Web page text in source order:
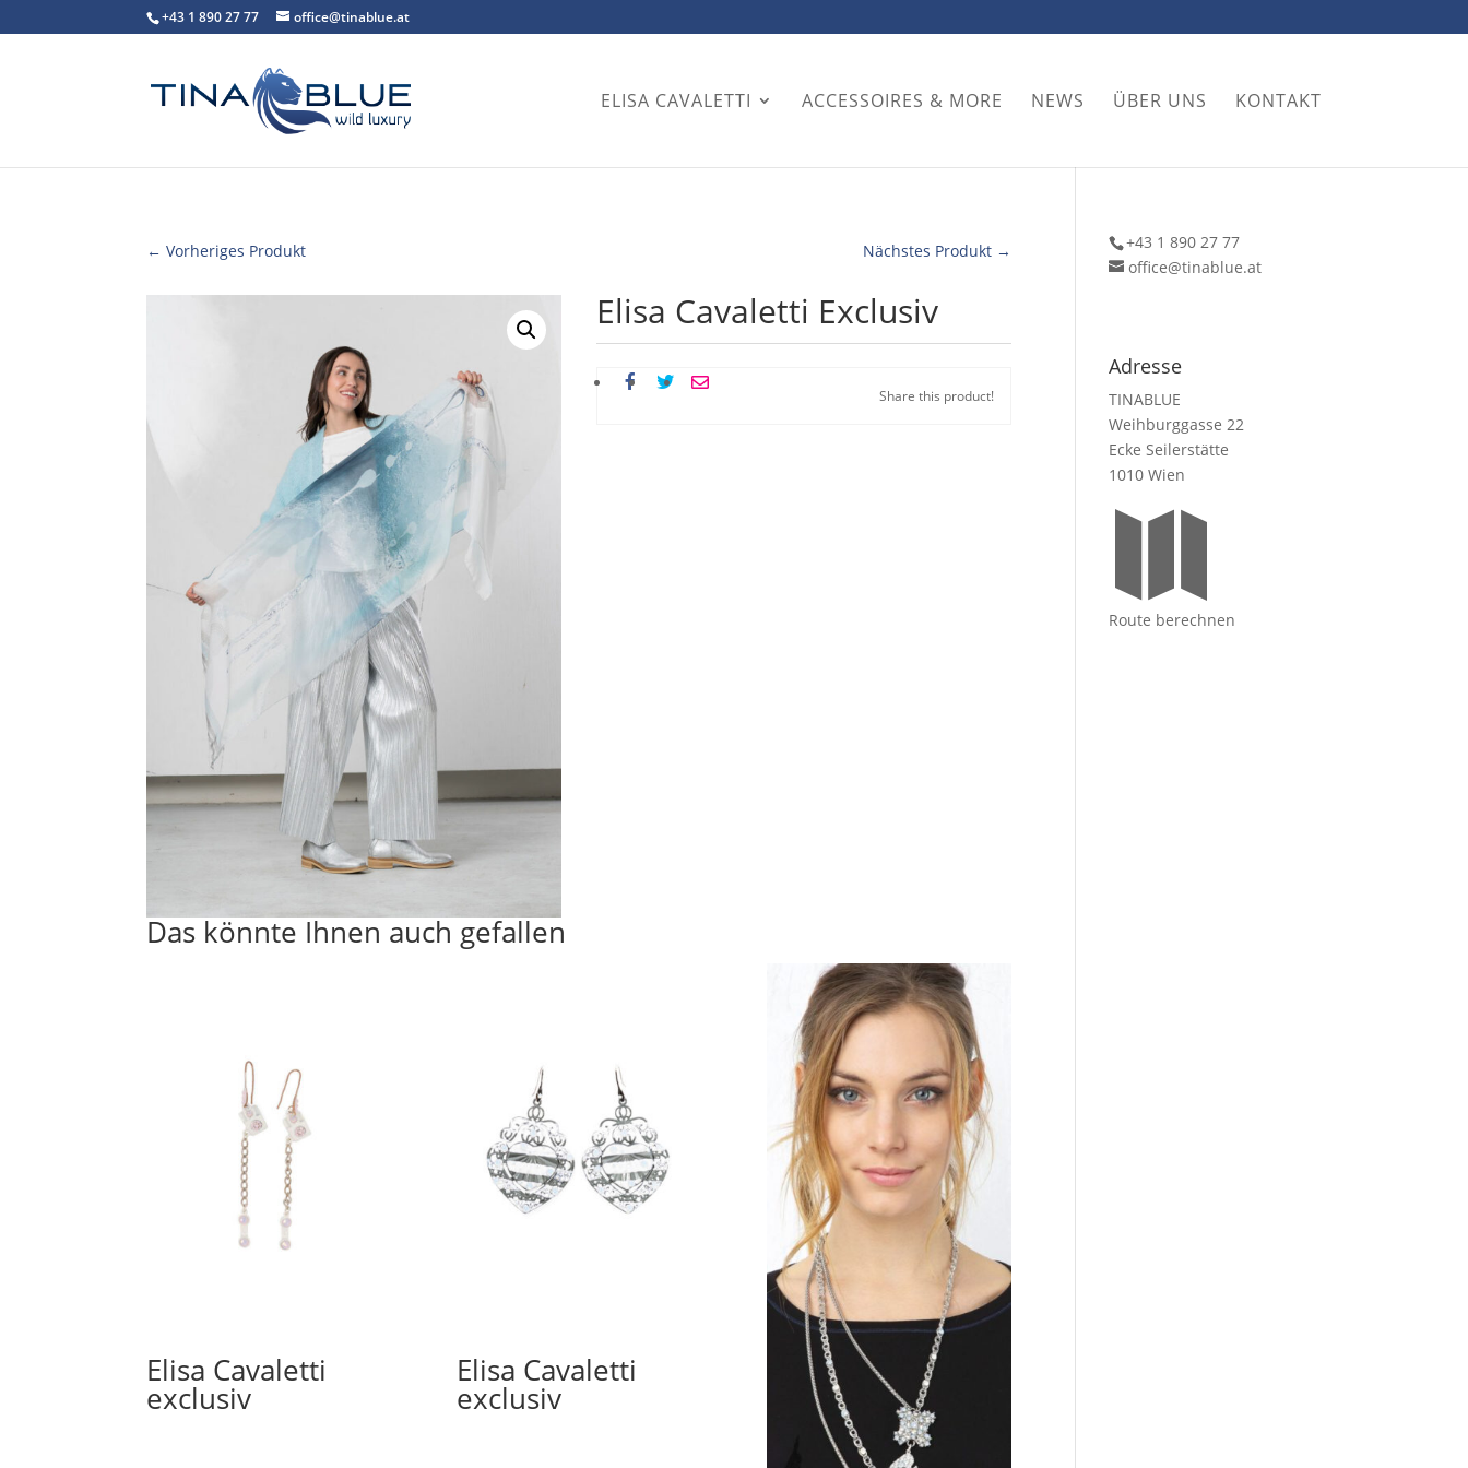
+43 1 890 27 77 office@tinablue.at
ELISA CAVALETTI ACCESSOIRES & MORE NEWS ÜBER UNS KONTAKT
← Vorheriges Produkt Nächstes Produkt →
Elisa Cavaletti Exclusiv
Share this product!
Das könnte Ihnen auch gefallen
Elisa Cavaletti
exclusiv
Elisa Cavaletti
exclusiv
+43 1 890 27 77
office@tinablue.at
Adresse
TINABLUE
Weihburggasse 22
Ecke Seilerstätte
1010 Wien

Route berechnen